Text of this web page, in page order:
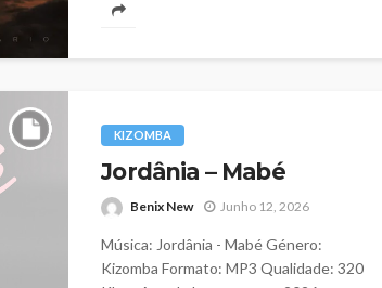
KIZOMBA
Jordânia – Mabé
Benix New Junho 12, 2026
Música: Jordânia - Mabé Género:
Kizomba Formato: MP3 Qualidade: 320